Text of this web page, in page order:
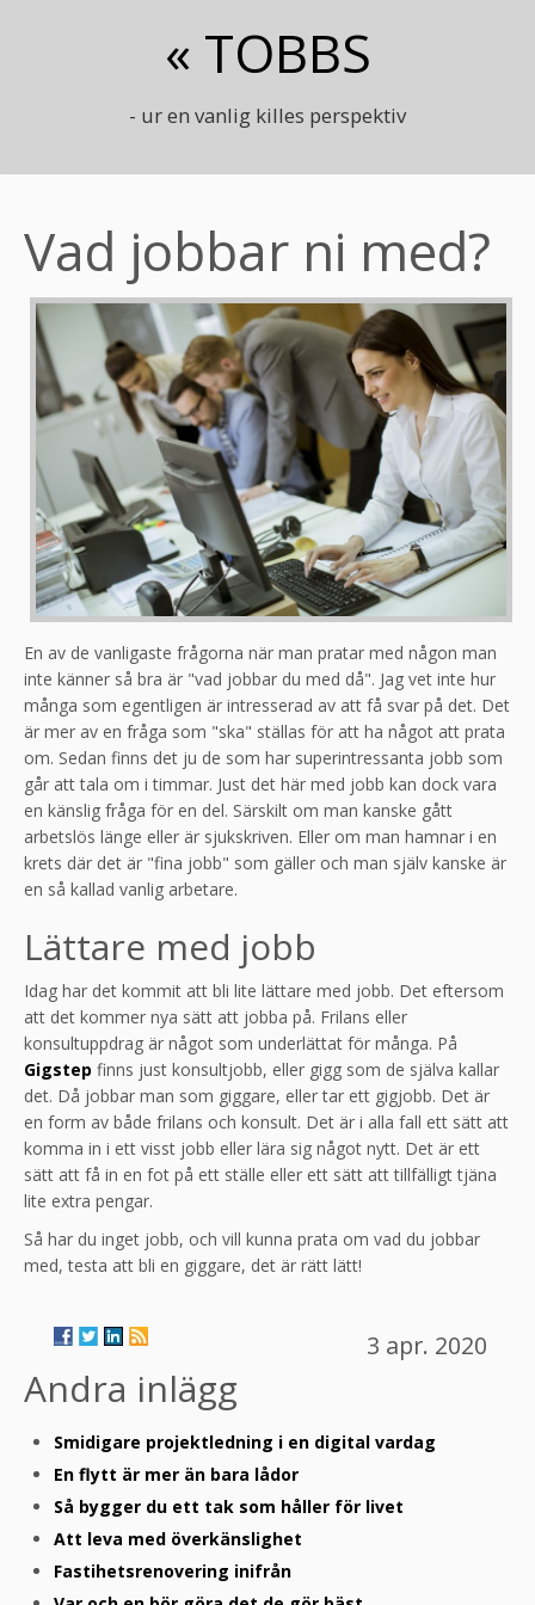
« TOBBS
- ur en vanlig killes perspektiv
Vad jobbar ni med?
En av de vanligaste frågorna när man pratar med någon man
inte känner så bra är "vad jobbar du med då". Jag vet inte hur
många som egentligen är intresserad av att få svar på det. Det
är mer av en fråga som "ska" ställas för att ha något att prata
om. Sedan finns det ju de som har superintressanta jobb som
går att tala om i timmar. Just det här med jobb kan dock vara
en känslig fråga för en del. Särskilt om man kanske gått
arbetslös länge eller är sjukskriven. Eller om man hamnar i en
krets där det är "fina jobb" som gäller och man själv kanske är
en så kallad vanlig arbetare.
Lättare med jobb
Idag har det kommit att bli lite lättare med jobb. Det eftersom
att det kommer nya sätt att jobba på. Frilans eller
konsultuppdrag är något som underlättat för många. På
Gigstep finns just konsultjobb, eller gigg som de själva kallar
det. Då jobbar man som giggare, eller tar ett gigjobb. Det är
en form av både frilans och konsult. Det är i alla fall ett sätt att
komma in i ett visst jobb eller lära sig något nytt. Det är ett
sätt att få in en fot på ett ställe eller ett sätt att tillfälligt tjäna
lite extra pengar.
Så har du inget jobb, och vill kunna prata om vad du jobbar
med, testa att bli en giggare, det är rätt lätt!
3 apr. 2020
Andra inlägg
Smidigare projektledning i en digital vardag
En flytt är mer än bara lådor
Så bygger du ett tak som håller för livet
Att leva med överkänslighet
Fastihetsrenovering inifrån